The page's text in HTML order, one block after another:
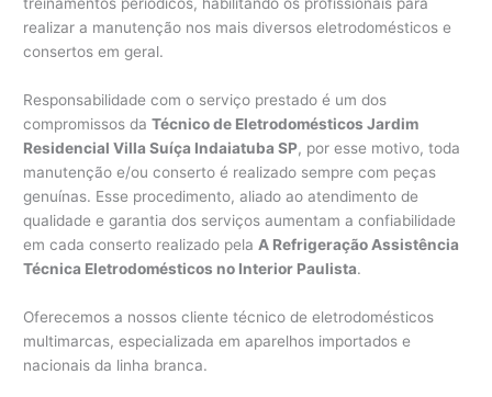
treinamentos periódicos, habilitando os profissionais para
realizar a manutenção nos mais diversos eletrodomésticos e
consertos em geral.
Responsabilidade com o serviço prestado é um dos
compromissos daTécnico de Eletrodomésticos Jardim
Residencial Villa Suíça Indaiatuba SP, por esse motivo, toda
manutenção e/ou conserto é realizado sempre com peças
genuínas. Esse procedimento, aliado ao atendimento de
qualidade e garantia dos serviços aumentam a confiabilidade
em cada conserto realizado pela A Refrigeração Assistência
Técnica Eletrodomésticos no Interior Paulista.
Oferecemos a nossos cliente técnico de eletrodomésticos
multimarcas, especializada em aparelhos importados e
nacionais da linha branca.